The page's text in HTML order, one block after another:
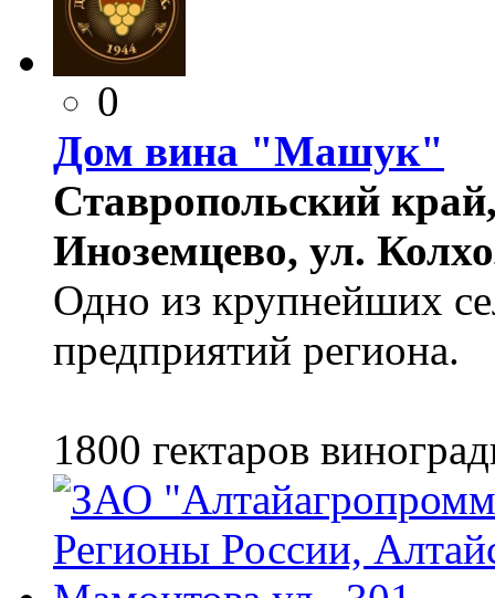
0
Дом вина "Машук"
Ставропольский
Иноземцево, ул.
Одно из крупнейших
предприятий региона.
1800 гектаров